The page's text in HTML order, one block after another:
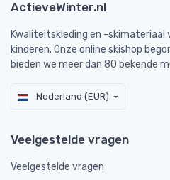
ActieveWinter.nl
Kwaliteitskleding en -skimateriaal
kinderen. Onze online skishop
bieden we meer dan 80 bekende
Nederland (EUR)
Veelgestelde vragen
Veelgestelde vragen